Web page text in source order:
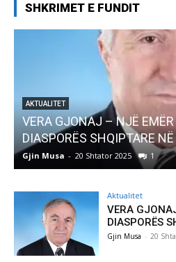
SHKRIMET E FUNDIT
AKTUALITET
VERA GJONAJ – NJË
DIASPORËS SHQIPTARE
Gjin Musa - 20 Shtator 2025 1
Aktualitet
VERA
DIASPORËS
Gjin Musa - 20